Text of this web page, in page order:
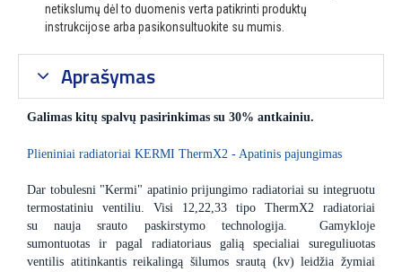
netikslumų dėl to duomenis verta patikrinti produktų
instrukcijose arba pasikonsultuokite su mumis.
Aprašymas
Galimas kitų spalvų pasirinkimas su 30% antkainiu.
Plieniniai radiatoriai KERMI ThermX2 - Apatinis pajungimas
Dar tobulesni "Kermi" apatinio prijungimo radiatoriai su integruotu
termostatiniu ventiliu. Visi 12,22,33 tipo ThermX2 radiatoriai
su nauja srauto paskirstymo technologija. Gamykloje
sumontuotas ir pagal radiatoriaus galią specialiai sureguliuotas
ventilis atitinkantis reikalingą šilumos srautą (kv) leidžia žymiai